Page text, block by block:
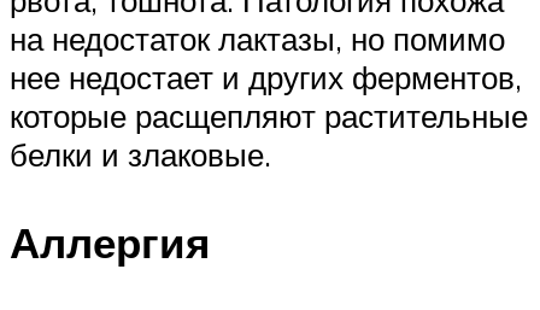
на недостаток лактазы, но помимо
нее недостает и других ферментов,
которые расщепляют растительные
белки и злаковые.
Аллергия